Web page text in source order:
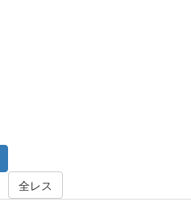
全レス